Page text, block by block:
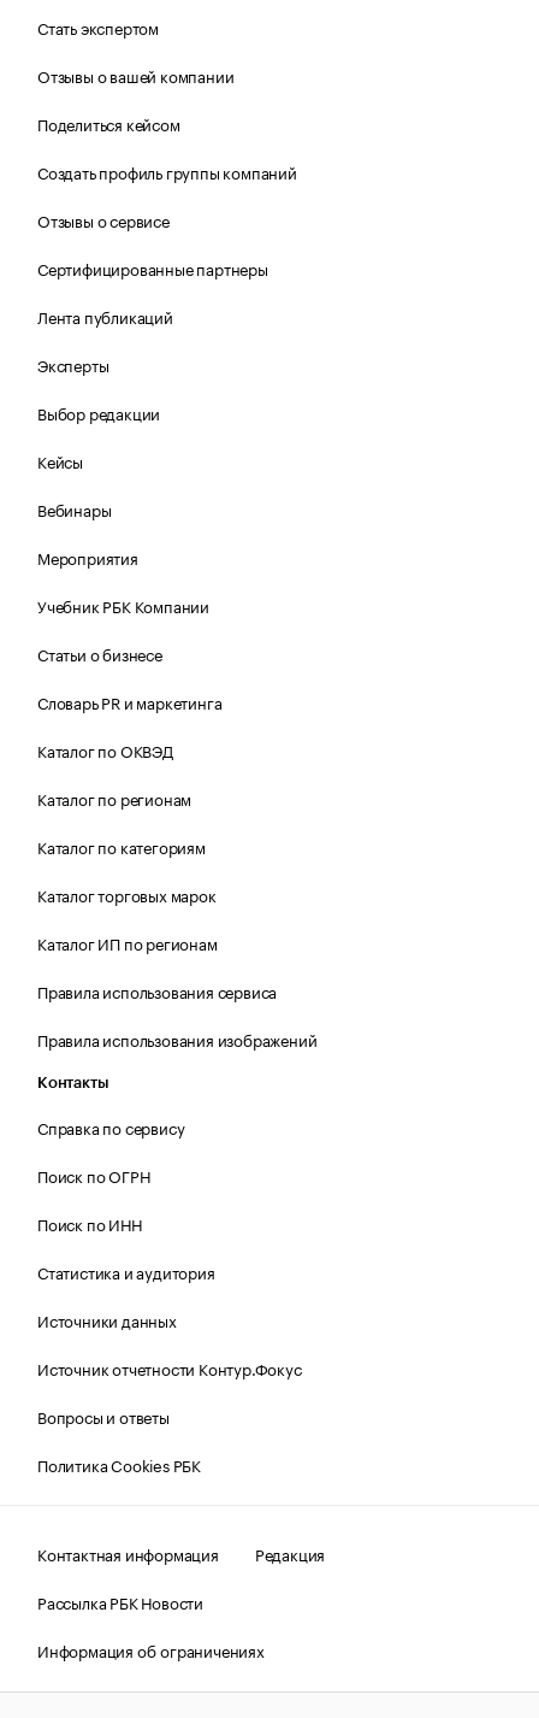
Стать экспертом
Отзывы о вашей компании
Поделиться кейсом
Создать профиль группы компаний
Отзывы о сервисе
Сертифицированные партнеры
Лента публикаций
Эксперты
Выбор редакции
Кейсы
Вебинары
Мероприятия
Учебник РБК Компании
Статьи о бизнесе
Словарь PR и маркетинга
Каталог по ОКВЭД
Каталог по регионам
Каталог по категориям
Каталог торговых марок
Каталог ИП по регионам
Правила использования сервиса
Правила использования изображений
Контакты
Справка по сервису
Поиск по ОГРН
Поиск по ИНН
Статистика и аудитория
Источники данных
Источник отчетности Контур.Фокус
Вопросы и ответы
Политика Cookies РБК
Контактная информация
Редакция
Рассылка РБК Новости
Информация об ограничениях
Правовая информация
О соблюдении авторских прав